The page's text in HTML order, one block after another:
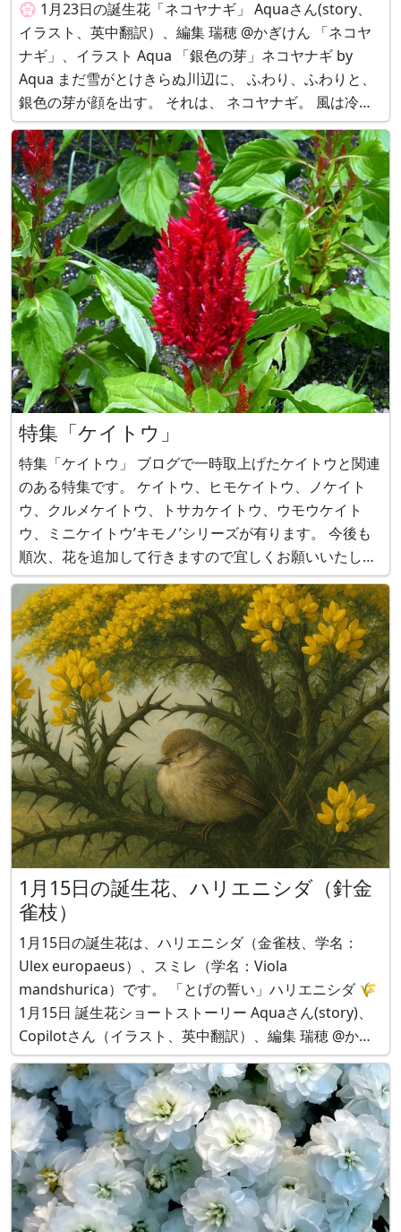
💮 1月23日の誕生花「ネコヤナギ」 Aquaさん(story、
イラスト、英中翻訳）、編集 瑞穂 @かぎけん 「ネコヤ
ナギ」、イラスト Aqua 「銀色の芽」ネコヤナギ by
Aqua まだ雪がとけきらぬ川辺に、 ふわり、ふわりと、
銀色の芽が顔を出す。 それは、 ネコヤナギ。 風は冷た
く、 水面には氷のかけらが残っているけれど、 彼らは
もう、春の準備を始めていた。
特集「ケイトウ」
特集「ケイトウ」 ブログで一時取上げたケイトウと関連
のある特集です。 ケイトウ、ヒモケイトウ、ノケイト
ウ、クルメケイトウ、トサカケイトウ、ウモウケイト
ウ、ミニケイトウ’キモノ’シリーズが有ります。 今後も
順次、花を追加して行きますので宜しくお願いいたしま
す。 尚、画像をクリックすると各花の詳細ペーが表示さ
れますのでご参照ください。
1月15日の誕生花、ハリエニシダ（針金
雀枝）
1月15日の誕生花は、ハリエニシダ（金雀枝、学名：
Ulex europaeus）、スミレ（学名：Viola
mandshurica）です。 「とげの誓い」ハリエニシダ 🌾
1月15日 誕生花ショートストーリー Aquaさん(story)、
Copilotさん（イラスト、英中翻訳）、編集 瑞穂 @かぎ
けん 「とげの誓い」ハリエニシダの木に雀、イラスト
by Copilotさん 「とげの誓